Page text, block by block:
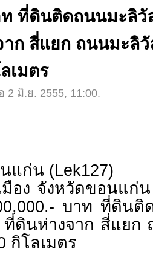
ท ที่ดินติดถนนมะลิวั
าก สี่แยก ถนนมะลิ
เมตร
2 มิ.ย. 2555, 11:00.
แก่น (Lek127)
มือง จังหวัดขอนแก่
บาท ที่ดิน
ที่ดินห่างจาก สี่แย
กิโลเมตร